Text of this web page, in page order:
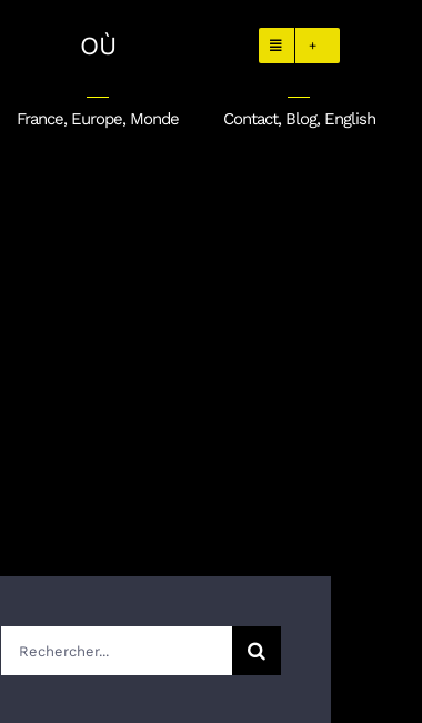
OÙ
France, Europe, Monde
+
Contact, Blog, English
Rechercher: